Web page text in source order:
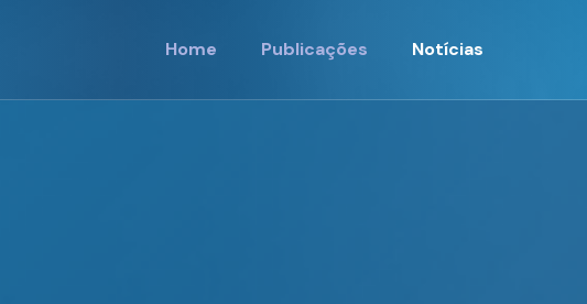
Home Publicações Notícias